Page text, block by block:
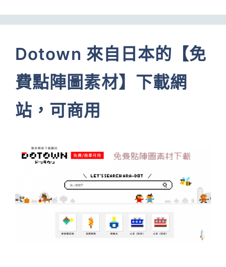
Dotown 來自日本的【免
費點陣圖素材】下載網
站，可商用